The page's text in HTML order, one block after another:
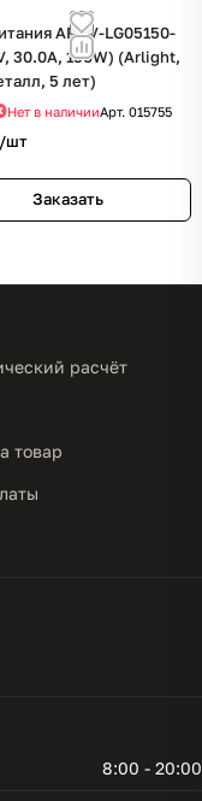
ARPV-LG05150-
30.0A, 150W) (Arlight,
5 лет)
Нет в наличииАрт. 015755
шт
Заказать
расчёт
товар
8:00 - 20:00